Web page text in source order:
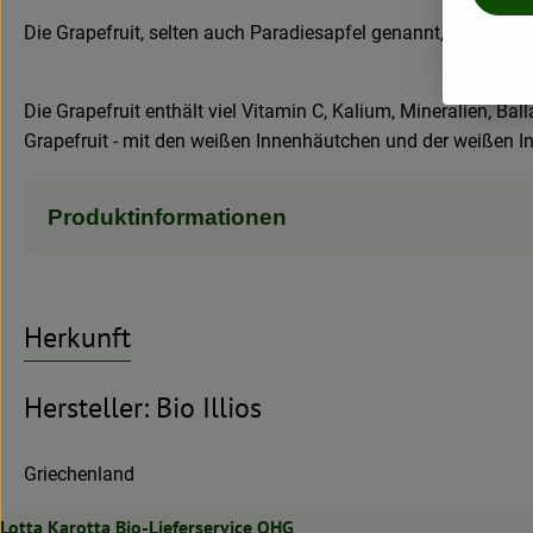
Die Grapefruit, selten auch Paradiesapfel genannt, ist die
Die Grapefruit enthält viel Vitamin C, Kalium, Mineralien,
Grapefruit - mit den weißen Innenhäutchen und der weißen
Produktinformationen
Herkunft
Hersteller: Bio Illios
Griechenland
Lotta Karotta Bio-Lieferservice OHG